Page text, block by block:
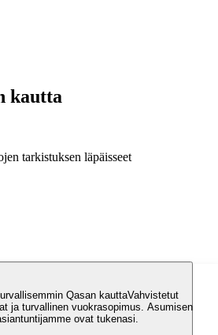
kautta
tarkistuksen läpäisseet
Qasan kauttaVahvistetut
ja turvallinen vuokrasopimus. Asumisen
ovat tukenasi.